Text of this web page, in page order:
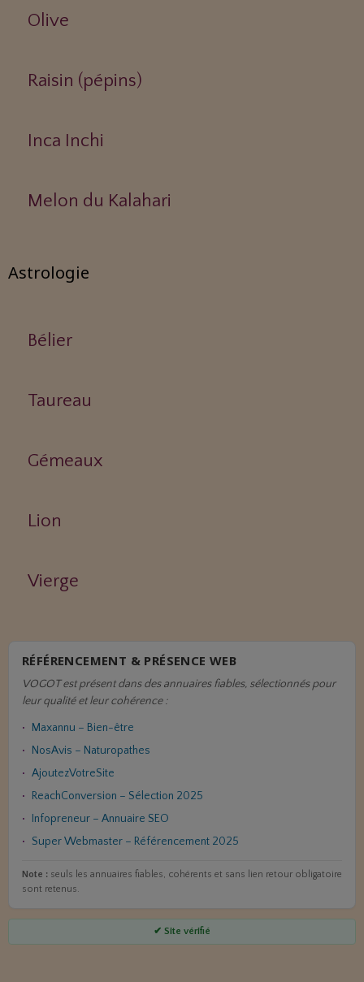
Olive
Raisin (pépins)
Inca Inchi
Melon du Kalahari
Astrologie
Bélier
Taureau
Gémeaux
Lion
Vierge
RÉFÉRENCEMENT & PRÉSENCE WEB
VOGOT est présent dans des annuaires fiables, sélectionnés pour
leur qualité et leur cohérence :
Maxannu – Bien-être
NosAvis – Naturopathes
AjoutezVotreSite
ReachConversion – Sélection 2025
Infopreneur – Annuaire SEO
Super Webmaster – Référencement 2025
Note : seuls les annuaires fiables, cohérents et sans lien retour obligatoire
sont retenus.
✔ Site vérifié